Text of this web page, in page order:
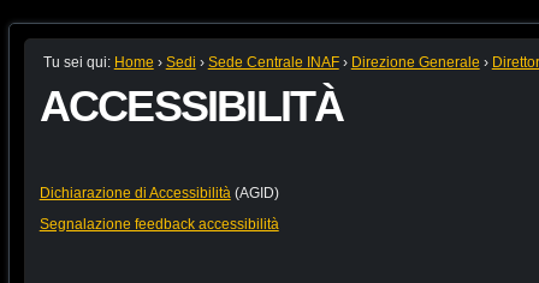
Tu sei qui: Home › Sedi › Sede Centrale INAF › Direzione Generale ›
ACCESSIBILITÀ
Dichiarazione di Accessibilità (AGID)
Segnalazione feedback accessibilità